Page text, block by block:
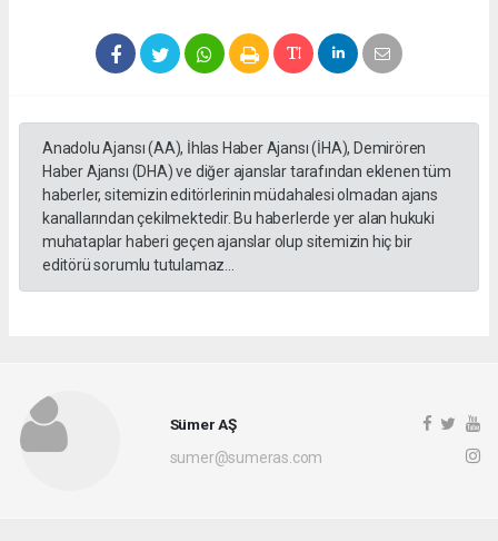
Anadolu Ajansı (AA), İhlas Haber Ajansı (İHA), Demirören
Haber Ajansı (DHA) ve diğer ajanslar tarafından eklenen tüm
haberler, sitemizin editörlerinin müdahalesi olmadan ajans
kanallarından çekilmektedir. Bu haberlerde yer alan hukuki
muhataplar haberi geçen ajanslar olup sitemizin hiç bir
editörü sorumlu tutulamaz...
Sümer AŞ
sumer@sumeras.com